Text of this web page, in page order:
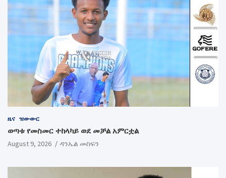
ዜና ዝውውር
ወጣቱ የመስመር ተከላካይ ወደ መቻል አምርቷል
August 9, 2026 ዳንኤል መስፍን